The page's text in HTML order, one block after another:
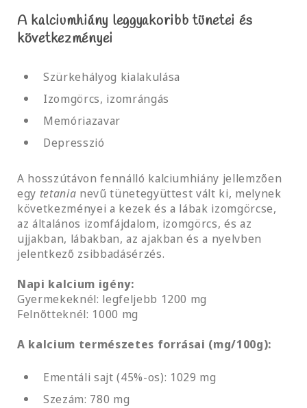
A kalciumhiány leggyakoribb tünetei és
következményei
Szürkehályog kialakulása
Izomgörcs, izomrángás
Memóriazavar
Depresszió
A hosszútávon fennálló kalciumhiány jellemzően
egy tetania nevű tünetegyüttest vált ki, melynek
következményei a kezek és a lábak izomgörcse,
az általános izomfájdalom, izomgörcs, és az
ujjakban, lábakban, az ajakban és a nyelvben
jelentkező zsibbadásérzés.
Napi kalcium igény:
Gyermekeknél: legfeljebb 1200 mg
Felnőtteknél: 1000 mg
A kalcium természetes forrásai (mg/100g):
Ementáli sajt (45%-os): 1029 mg
Szezám: 780 mg